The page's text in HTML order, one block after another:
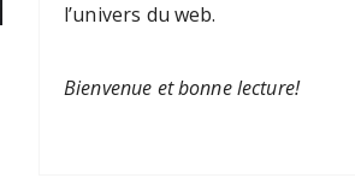
l’univers du web.
Bienvenue et bonne lecture!